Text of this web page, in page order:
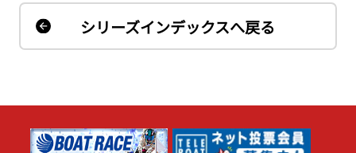
シリーズインデックスへ戻る